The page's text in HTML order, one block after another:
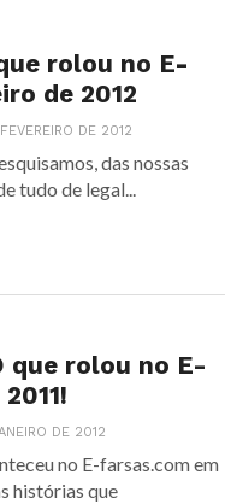
rolou no E-
de 2012
DE 2012
das nossas
tudo de legal...
que rolou no E-
DE 2012
no E-farsas.com em
histórias que